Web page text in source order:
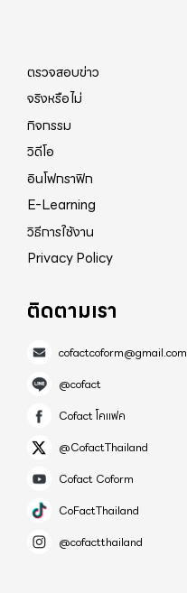
ตรวจสอบข่าว
จริงหรือไม่
กิจกรรม
วิดีโอ
อินโฟกราฟิก
E-Learning
วิธีการใช้งาน
Privacy Policy
ติดตามเรา
cofactcoform@gmail.com
@cofact
Cofact โคแฟค
@CofactThailand
Cofact Coform
CoFactThailand
@cofactthailand